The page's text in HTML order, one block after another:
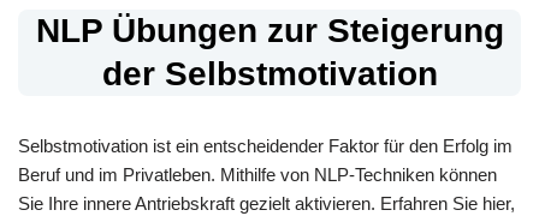
NLP Übungen zur Steigerung
der Selbstmotivation
Selbstmotivation ist ein entscheidender Faktor für den Erfolg im
Beruf und im Privatleben. Mithilfe von NLP-Techniken können
Sie Ihre innere Antriebskraft gezielt aktivieren. Erfahren Sie hier,